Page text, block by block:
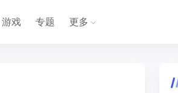
游戏 专题 更多